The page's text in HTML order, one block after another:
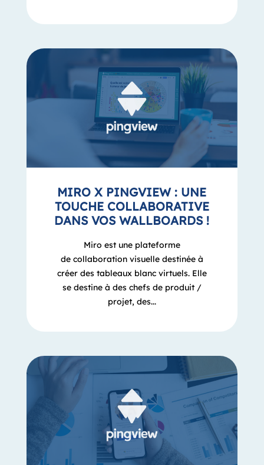
MIRO X PINGVIEW : UNE
TOUCHE COLLABORATIVE
DANS VOS WALLBOARDS !
Miro est une plateforme
de collaboration visuelle destinée à
créer des tableaux blanc virtuels. Elle
se destine à des chefs de produit /
projet, des...